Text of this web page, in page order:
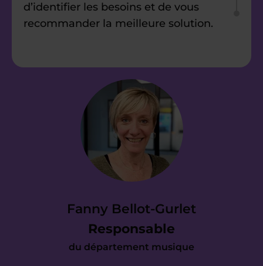
Fanny Bellot-Gurlet
Responsable
du département musique
d’identifier les besoins et de vous
recommander la meilleure solution.
Étape 2
Nous vous envoyons
une proposition
d’accompagnement
à vos attentes ? Parfait. Dès
maintenant, nous prenons en charge
toute l’organisation pour mettre en
place votre cours le plus tôt possible.